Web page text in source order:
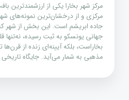
مرکز شهر بخارا یکی از ارزشمندترین
مرکزی و از درخشان‌ترین نمونه‌های
جاده ابریشم است. این بخش از شهر
جهانی یونسکو به ثبت رسیده، نه‌تنها
بخاراست، بلکه آیینه‌ای زنده از
مذهبی به شمار می‌آید. جایگاه تاریخی